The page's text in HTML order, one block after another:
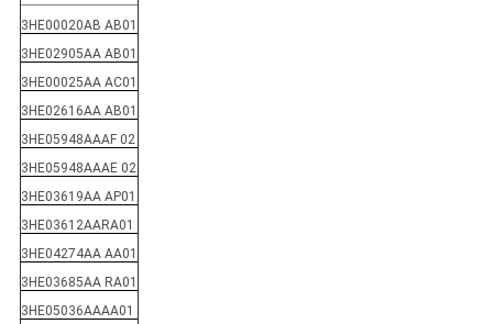
3HE00020AB AB01
3HE02905AA AB01
3HE00025AA AC01
3HE02616AA AB01
3HE05948AAAF 02
3HE05948AAAE 02
3HE03619AA AP01
3HE03612AARA01
3HE04274AA AA01
3HE03685AA RA01
3HE05036AAAA01